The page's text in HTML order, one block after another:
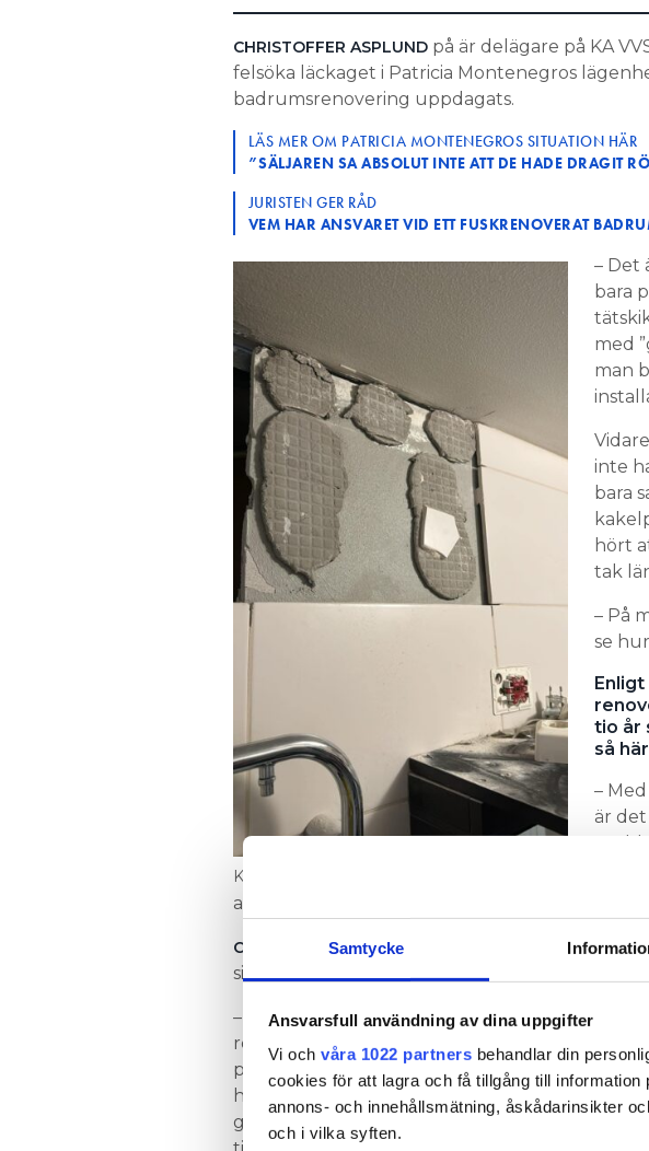
Samtycke
Ansvarsfull användning av dina uppgifter
Vi och våra 1022 partners behandlar din
cookies för att lagra och få tillgång till
annons- och innehållsmätning, åskådarinsikter
och i vilka syften.
CHRISTOFFER ASPLUNDpå är delägare på KA
felsöka läckaget i Patricia Montenegros
badrumsrenovering uppdagats.
LÄS MER OM PATRICIA MONTENEGROS SITUATION HÄR
”SÄLJAREN SA ABSOLUT INTE ATT DE HADE DRAGIT
JURISTEN GER RÅD
VEM HAR ANSVARET VID ETT FUSKRENOVERAT
Klickar bakom kaklet. Foto: Privat
– Det
bara
med
man
inte
bara
hört
tak
– På
se
tio år
så
–
är
att ventilerna läckte mer och mer.
CHRISTOFFER ASPLUND
situationen känns pinsam.
– När man ser sådana här
renoveringar förstår man varför vissa
privatpersoner är rädda att ta hem
hantverkare. Den firman som har
gjort det här, om man hade ställt dem